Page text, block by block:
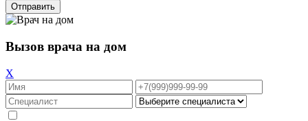
Вызов врача на дом
X